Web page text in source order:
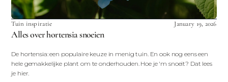
Tuin inspiratie January 19, 2026
Alles over hortensia snoeien
De hortensia: een populaire keuze in menig tuin. En ook nog eens een
hele gemakkelijke plant om te onderhouden. Hoe je 'm snoeit? Dat lees
je hier.